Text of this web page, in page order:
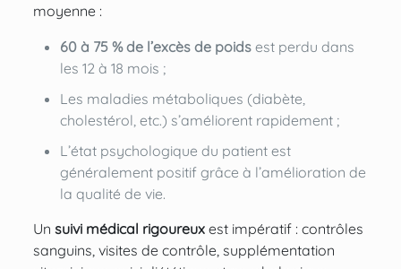
moyenne :
60 à 75 % de l’excès de poidsest perdu dans
les 12 à 18 mois ;
Les maladies métaboliques (diabète,
cholestérol, etc.) s’améliorent rapidement ;
L’état psychologique du patient est
généralement positif grâce à l’amélioration de
la qualité de vie.
Un suivi médical rigoureuxest impératif : contrôles
sanguins, visites de contrôle, supplémentation